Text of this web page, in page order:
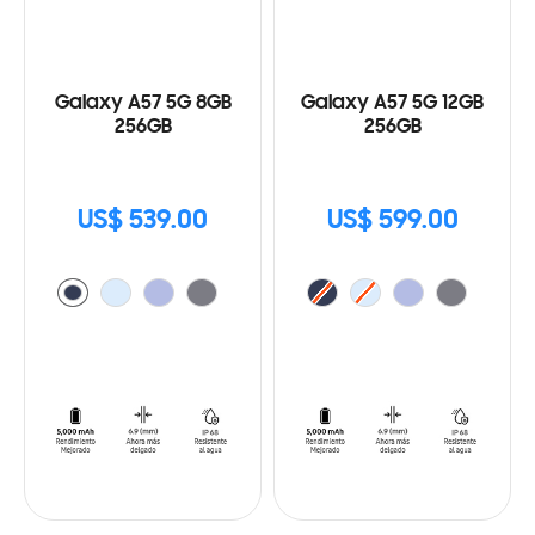
Galaxy A57 5G 8GB
256GB
US$ 539.00
Galaxy A57 5G 12GB
256GB
US$ 599.00